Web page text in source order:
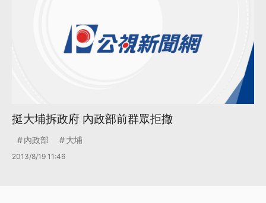
挺大埔拆政府 內政部前群眾拒撤
內政部 大埔
2013/8/19 11:46